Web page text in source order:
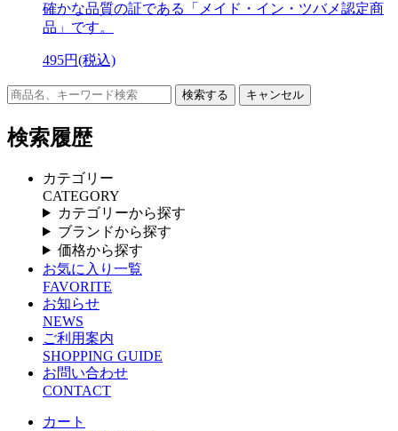
確かな品質の証である「メイド・イン・ツバメ認定商
品」です。
495円(税込)
キャンセル
検索履歴
カテゴリー
CATEGORY
カテゴリーから探す
ブランドから探す
価格から探す
お気に入り一覧
FAVORITE
お知らせ
NEWS
ご利用案内
SHOPPING GUIDE
お問い合わせ
CONTACT
カート